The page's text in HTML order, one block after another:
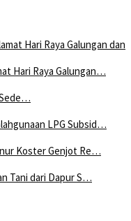
Hari Raya Galungan…
Sede…
LPG Subsid…
Koster Genjot Re…
Tani dari Dapur S…